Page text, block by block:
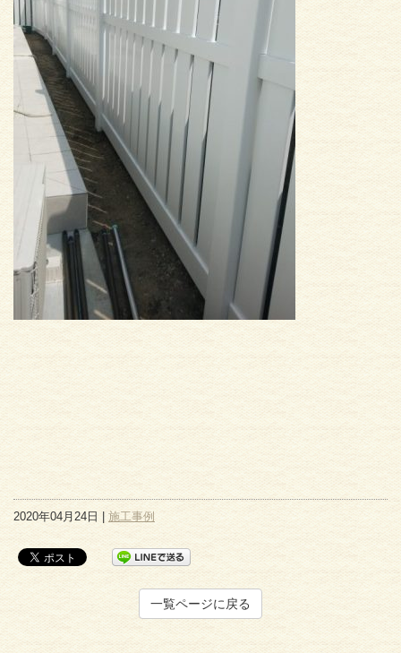
2020年04月24日 | 施工事例
一覧ページに戻る